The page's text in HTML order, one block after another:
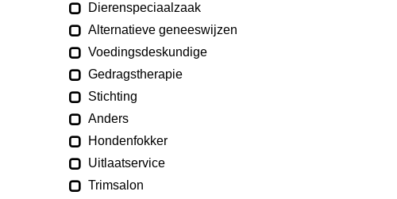
Dierenspeciaalzaak
Alternatieve geneeswijzen
Voedingsdeskundige
Gedragstherapie
Stichting
Anders
Hondenfokker
Uitlaatservice
Trimsalon